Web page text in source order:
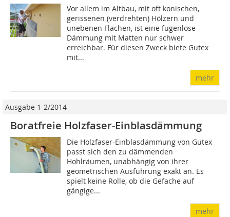
Vor allem im Altbau, mit oft konischen,
gerissenen (verdrehten) Hölzern und
unebenen Flächen, ist eine fugenlose
Dämmung mit Matten nur schwer
erreichbar. Für diesen Zweck biete Gutex
mit...
mehr
Ausgabe 1-2/2014
Boratfreie Holzfaser-Einblasdämmung
Die Holzfaser-Einblasdämmung von Gutex
passt sich den zu dämmenden
Hohlräumen, unabhängig von ihrer
geometrischen Ausführung exakt an. Es
spielt keine Rolle, ob die Gefache auf
gängige...
mehr